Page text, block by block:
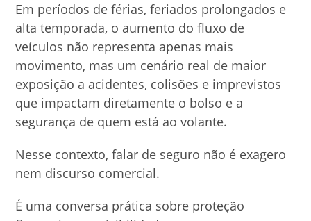
Em períodos de férias, feriados prolongados e
alta temporada, o aumento do fluxo de
veículos não representa apenas mais
movimento, mas um cenário real de maior
exposição a acidentes, colisões e imprevistos
que impactam diretamente o bolso e a
segurança de quem está ao volante.
Nesse contexto, falar de seguro não é exagero
nem discurso comercial.
É uma conversa prática sobre proteção